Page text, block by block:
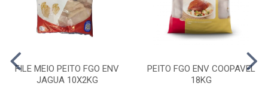
FILE MEIO PEITO FGO ENV
JAGUA 10X2KG
PEITO FGO ENV COOPAVEL
18KG